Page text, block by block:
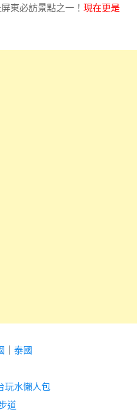
東必訪景點之一！ 現在更是
泰國
玩水懶人包
道